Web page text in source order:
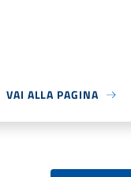
VAI ALLA PAGINA